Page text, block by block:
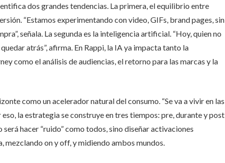
dos grandes tendencias. La primera, el equilibrio entre
“Estamos experimentando con video, GIFs, brand pages, sin
señala. La segunda es la inteligencia artificial. “Hoy, quien no
atrás”, afirma. En Rappi, la IA ya impacta tanto la
como el análisis de audiencias, el retorno para las marcas y la
como un acelerador natural del consumo. “Se va a vivir en las
eso, la estrategia se construye en tres tiempos: pre, durante y post
será hacer “ruido” como todos, sino diseñar activaciones
mezclando on y off, y midiendo ambos mundos.